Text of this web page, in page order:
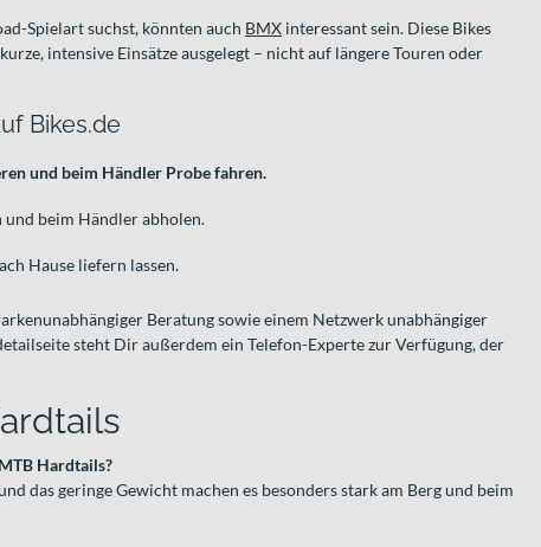
Spielart suchst, könnten auch BMX interessant sein. Diese Bikes
intensive Einsätze ausgelegt – nicht auf längere Touren oder
Bikes.de
und beim Händler Probe fahren.
und beim Händler abholen.
Hause liefern lassen.
Beratung sowie einem Netzwerk unabhängiger
steht Dir außerdem ein Telefon-Experte zur Verfügung, der
Hardtails?
das geringe Gewicht machen es besonders stark am Berg und beim